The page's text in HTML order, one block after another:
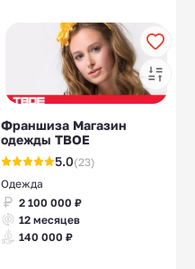
Франшиза Магазин
одежды ТВОЕ
5.0(23)
Одежда
2 100 000 ₽
12 месяцев
140 000 ₽